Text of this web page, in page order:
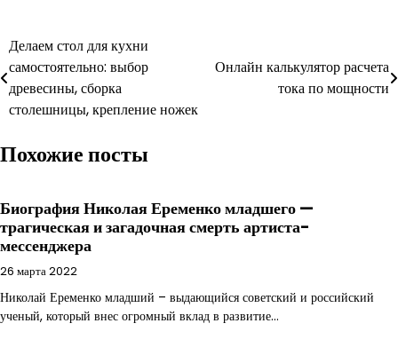
Навигация
по
записям
Делаем стол для кухни
самостоятельно: выбор
древесины, сборка
столешницы, крепление ножек
Онлайн калькулятор расчета
тока по мощности
Похожие посты
Биография Николая Еременко младшего —
трагическая и загадочная смерть артиста-
мессенджера
26 марта 2022
Николай Еременко младший – выдающийся советский и российский
ученый, который внес огромный вклад в развитие…